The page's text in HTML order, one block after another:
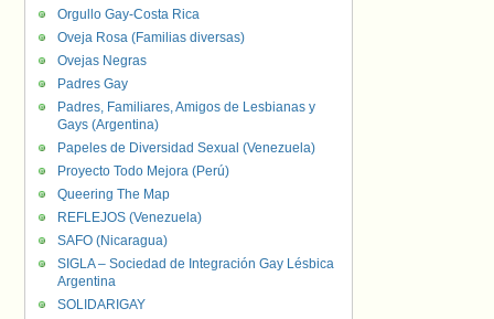
Orgullo Gay-Costa Rica
Oveja Rosa (Familias diversas)
Ovejas Negras
Padres Gay
Padres, Familiares, Amigos de Lesbianas y
Gays (Argentina)
Papeles de Diversidad Sexual (Venezuela)
Proyecto Todo Mejora (Perú)
Queering The Map
REFLEJOS (Venezuela)
SAFO (Nicaragua)
SIGLA – Sociedad de Integración Gay Lésbica
Argentina
SOLIDARIGAY